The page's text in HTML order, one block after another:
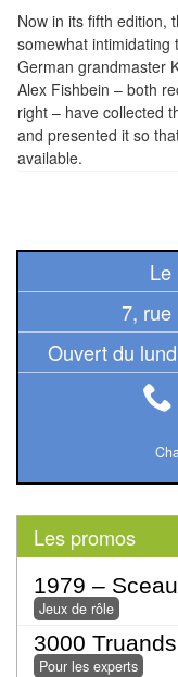
Accessoires
Jeux
de
société
de
à
Collectionner
(TCG)
Pour
les
enfants
Pour
la
famille
Now in its fifth edition,
somewhat intimidating
German grandmaster
Alex Fishbein – both
right – have collected
and presented it so
available.
Le
7, rue
Ouvert du
Les promos
1979 –
Jeux de rôle
3000 Truands
Pour les experts